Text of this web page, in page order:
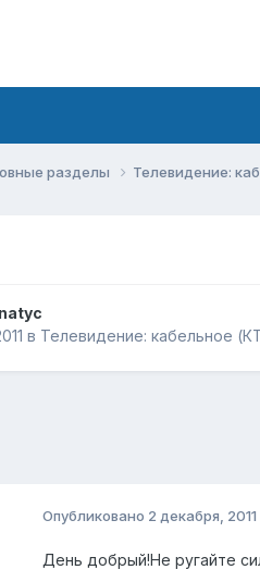
разделы Телевидение:
в Телевидение: кабельное
Опубликовано 2 декабря, 2011
День добрый!Не ругайте